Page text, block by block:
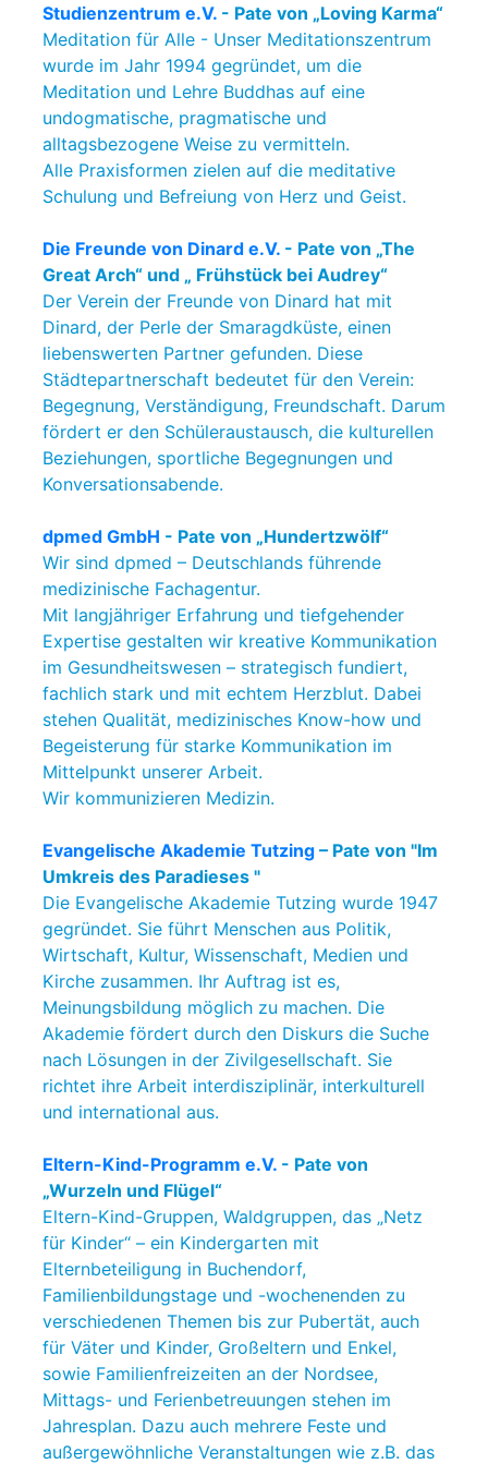
Studienzentrum e.V. - Pate von „Loving Karma“
Meditation für Alle - Unser Meditationszentrum
wurde im Jahr 1994 gegründet, um die
Meditation und Lehre Buddhas auf eine
undogmatische, pragmatische und
alltagsbezogene Weise zu vermitteln.
Alle Praxisformen zielen auf die meditative
Schulung und Befreiung von Herz und Geist.
Die Freunde von Dinard e.V. - Pate von „The
Great Arch“ und „ Frühstück bei Audrey“
Der Verein der Freunde von Dinard hat mit
Dinard, der Perle der Smaragdküste, einen
liebenswerten Partner gefunden. Diese
Städtepartnerschaft bedeutet für den Verein:
Begegnung, Verständigung, Freundschaft. Darum
fördert er den Schüleraustausch, die kulturellen
Beziehungen, sportliche Begegnungen und
Konversationsabende.
dpmed GmbH - Pate von „Hundertzwölf“
Wir sind dpmed – Deutschlands führende
medizinische Fachagentur.
Mit langjähriger Erfahrung und tiefgehender
Expertise gestalten wir kreative Kommunikation
im Gesundheitswesen – strategisch fundiert,
fachlich stark und mit echtem Herzblut. Dabei
stehen Qualität, medizinisches Know-how und
Begeisterung für starke Kommunikation im
Mittelpunkt unserer Arbeit.
Wir kommunizieren Medizin.
Evangelische Akademie Tutzing – Pate von "Im
Umkreis des Paradieses "
Die Evangelische Akademie Tutzing wurde 1947
gegründet. Sie führt Menschen aus Politik,
Wirtschaft, Kultur, Wissenschaft, Medien und
Kirche zusammen. Ihr Auftrag ist es,
Meinungsbildung möglich zu machen. Die
Akademie fördert durch den Diskurs die Suche
nach Lösungen in der Zivilgesellschaft. Sie
richtet ihre Arbeit interdisziplinär, interkulturell
und international aus.
Eltern-Kind-Programm e.V. - Pate von
„Wurzeln und Flügel“
Eltern-Kind-Gruppen, Waldgruppen, das „Netz
für Kinder“ – ein Kindergarten mit
Elternbeteiligung in Buchendorf,
Familienbildungstage und -wochenenden zu
verschiedenen Themen bis zur Pubertät, auch
für Väter und Kinder, Großeltern und Enkel,
sowie Familienfreizeiten an der Nordsee,
Mittags- und Ferienbetreuungen stehen im
Jahresplan. Dazu auch mehrere Feste und
außergewöhnliche Veranstaltungen wie z.B. das